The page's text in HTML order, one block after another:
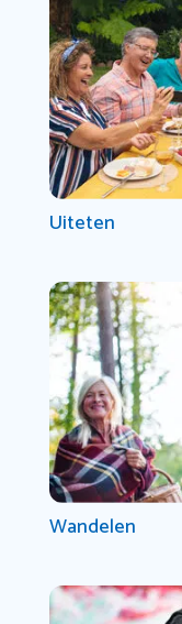
Uiteten
Wandelen